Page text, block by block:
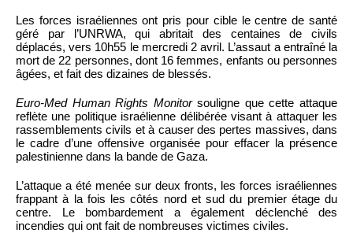
Les forces israéliennes ont pris pour cible le centre de santé
géré par l’UNRWA, qui abritait des centaines de civils
déplacés, vers 10h55 le mercredi 2 avril. L’assaut a entraîné la
mort de 22 personnes, dont 16 femmes, enfants ou personnes
âgées, et fait des dizaines de blessés.
Euro-Med Human Rights Monitorsouligne que cette attaque
reflète une politique israélienne délibérée visant à attaquer les
rassemblements civils et à causer des pertes massives, dans
le cadre d’une offensive organisée pour effacer la présence
palestinienne dans la bande de Gaza.
L’attaque a été menée sur deux fronts, les forces israéliennes
frappant à la fois les côtés nord et sud du premier étage du
centre. Le bombardement a également déclenché des
incendies qui ont fait de nombreuses victimes civiles.